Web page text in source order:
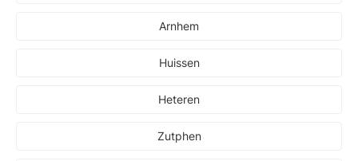
Arnhem
Huissen
Heteren
Zutphen